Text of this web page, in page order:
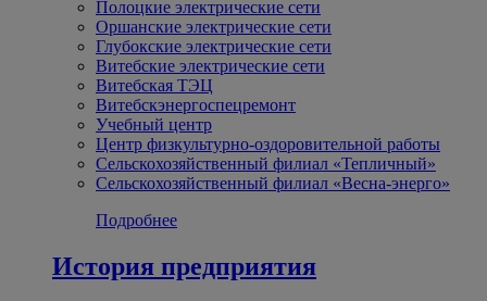
Полоцкие электрические сети
Оршанские электрические сети
Глубокские электрические сети
Витебские электрические сети
Витебская ТЭЦ
Витебскэнергоспецремонт
Учебный центр
Центр физкультурно-оздоровительной работы
Сельскохозяйственный филиал «Тепличный»
Сельскохозяйственный филиал «Весна-энерго»
Подробнее
История предприятия